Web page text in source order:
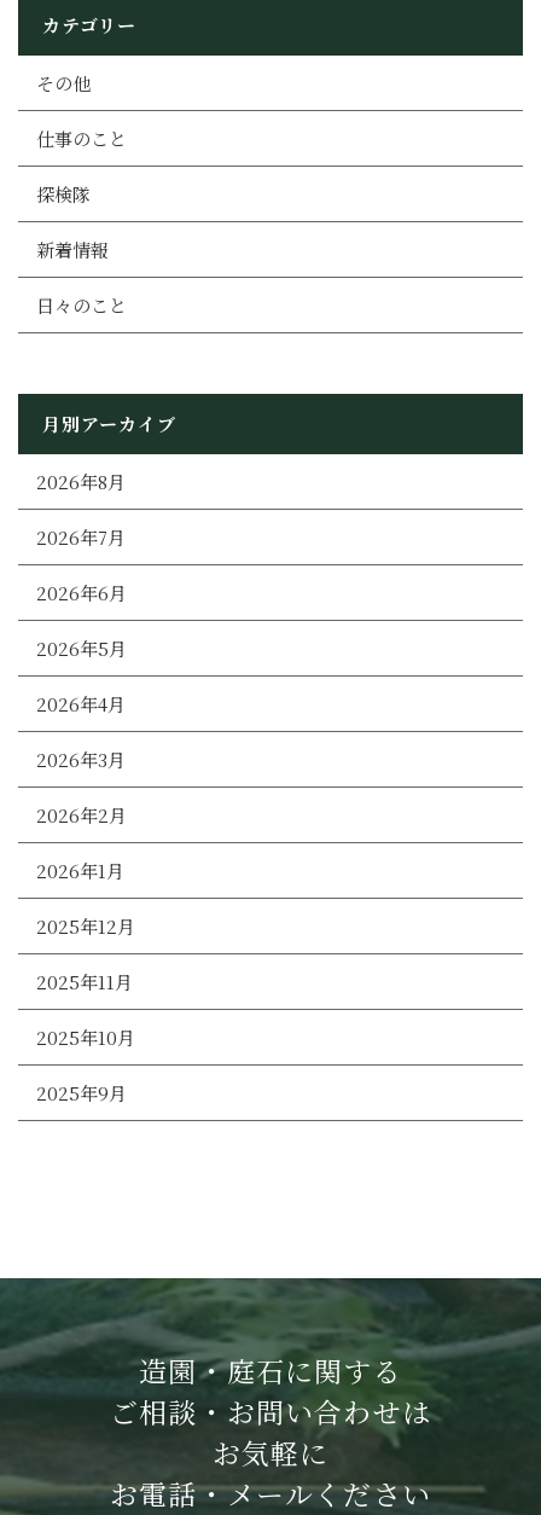
カテゴリー
その他
仕事のこと
探検隊
新着情報
日々のこと
月別アーカイブ
2026年8月
2026年7月
2026年6月
2026年5月
2026年4月
2026年3月
2026年2月
2026年1月
2025年12月
2025年11月
2025年10月
2025年9月
造園・庭石に関する
ご相談・お問い合わせは
お気軽に
お電話・メールください